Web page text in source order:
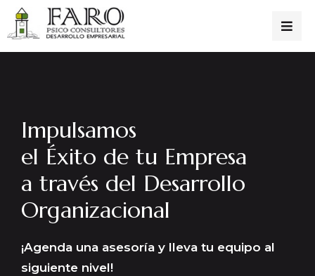
Impulsamos
el Éxito de tu Empresa
a través del Desarrollo
Organizacional
¡Agenda una asesoría y lleva tu equipo al
siguiente nivel!